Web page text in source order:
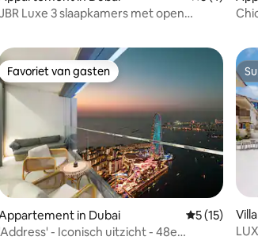
van 4,88 op 5, 26 recensies
Luxe 3 slaapkamers met open
beoordeling van 5 op 5, 4 recensies
Favoriet van gasten
Favoriet van gasten
Appartement in Dubai Gemiddelde
5 (15)
'Address' - Iconisch uitzicht - 48e